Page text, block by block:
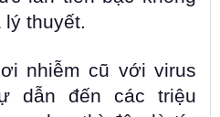
thuyết.
nhiễm cũ với virus
dẫn đến các triệu